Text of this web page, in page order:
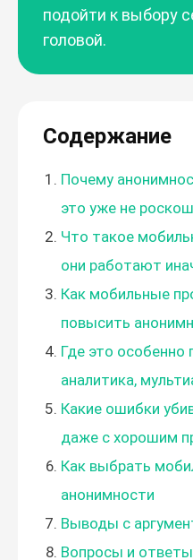
подойти к выбору
головой.
Содержание
Почему
это уже не
Что такое
они работают
Как мобильные
повысить
Где это особенно
аналитика,
Какие ошибки
даже с хорошим
Как выбрать
анонимности
Выводы с
Вопросы и ответы